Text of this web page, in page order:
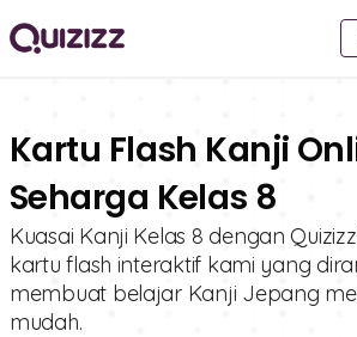
Kartu Flash Kanji
Seharga Kelas 8
Kuasai Kanji Kelas 8 dengan
kartu flash interaktif kami yang
membuat belajar Kanji Jepang
mudah.